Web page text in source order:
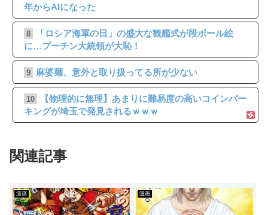
年からAIになった
8
「ロシア海軍の日」の盛大な観艦式が段ボール絵
に…プーチン大統領が大恥！
9 麻婆麺、意外と取り扱ってる所が少ない
10
【物理的に無理】あまりに難易度の高いコインパー
キングが埼玉で発見されるｗｗｗ
関連記事
漫画 漫画